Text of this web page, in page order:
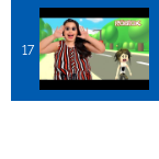
17